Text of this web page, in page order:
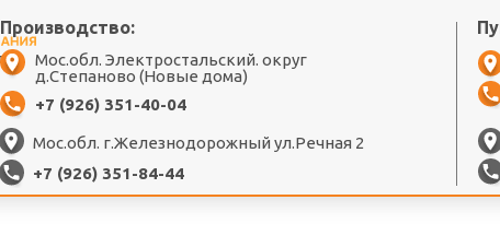
Мос.обл. Электростальский. округ
д.Степаново (Новые дома)
Мос.обл. г.Железнодорожный ул.Речная 2
Производство:
+7 (926) 351-40-04
+7 (926) 351-84-44